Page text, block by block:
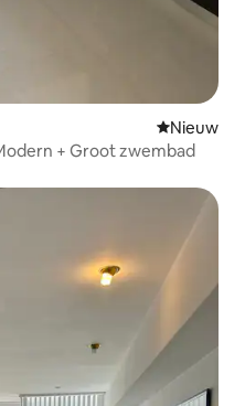
Nieuwe
Nieuw
+ Groot zwembad